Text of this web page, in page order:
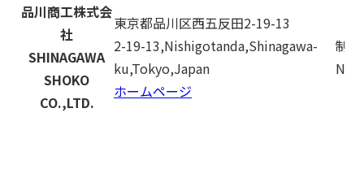
品川商工株式会
社
SHINAGAWA
SHOKO
CO.,LTD.
東京都品川区西五反田2-19-13
2-19-13,Nishigotanda,Shinagawa-
ku,Tokyo,Japan
ホームページ
制
No